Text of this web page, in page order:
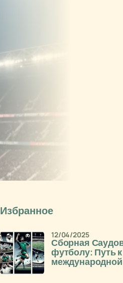
Избранное
Сборная
футболу: Путь к
международной
12/04/2025